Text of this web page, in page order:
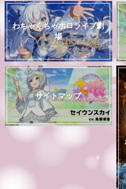
わちゃくちゃホロライブ劇
場
サイトマップ